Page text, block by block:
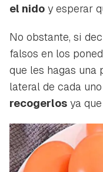
el nido y esperar
No obstante, si
falsos en los
que les hagas una
lateral de cada
recogerlos ya